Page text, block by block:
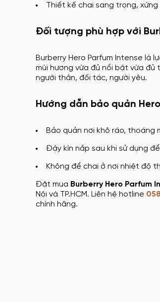
Thiết kế chai sang trọng,
Đối tượng phù hợp với
Burberry Hero Parfum Intense là
mùi hương vừa đủ nổi bật vừa
người thân, đối tác, người yêu.
Hướng dẫn bảo quản
Bảo quản nơi khô ráo,
Đậy kín nắp sau khi sử dụng
Không để chai ở nơi nhiệt độ
Đặt mua Burberry Hero Parfum
Nội và TP.HCM. Liên hệ hotline
chính hãng.